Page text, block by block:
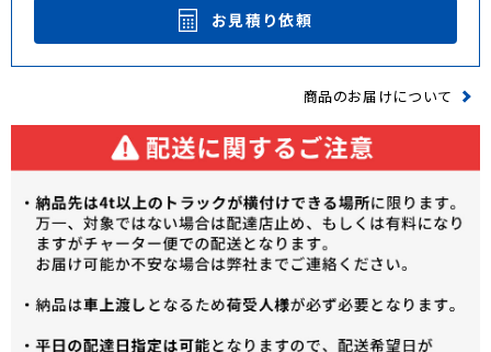
お見積り依頼
商品のお届けについて